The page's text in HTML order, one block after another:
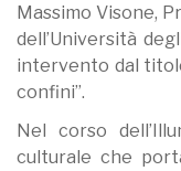
Massimo Visone,
dell’Università
intervento dal
confini”.
Nel corso
culturale che